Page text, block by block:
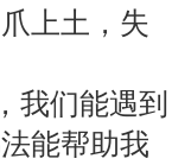
上土，失
我们能遇到
能帮助我